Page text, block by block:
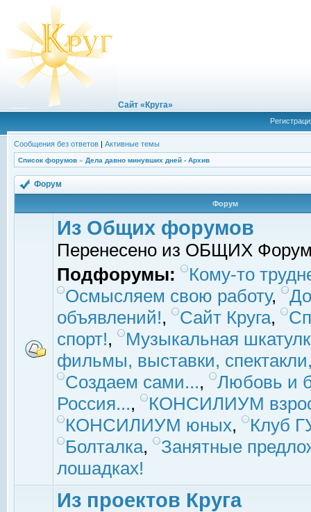
Сайт «Круга»
Сообщения без ответов | Активные темы
Список форумов » Дела давно минувших дней - Архив
Форум
Форум
Из Общих форумов
Перенесено из ОБЩИХ
Подфорумы:
Кому-то
Осмысляем свою работу,
объявлений!, Сайт Круга,
спорт!,
Музыкальная
фильмы, выставки,
Создаем сами...,
Любовь и
Россия...,
КОНСИЛИУМ
КОНСИЛИУМ юных,
Клуб
Болталка,
Занятные
лошадках!
Из проектов Круга